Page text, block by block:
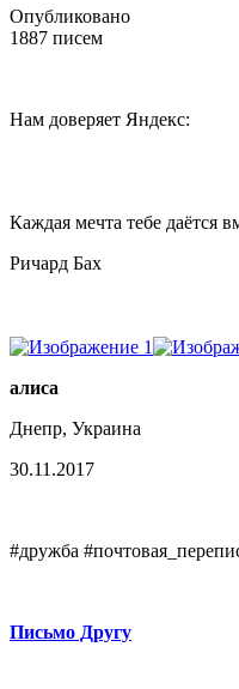
Опубликовано
1887 писем
Нам доверяет Яндекс:
Каждая мечта тебе даётся
Ричард Бах
алиса
Днепр, Украина
30.11.2017
#дружба
Письмо Другу